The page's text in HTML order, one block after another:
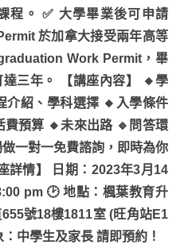
程。 ✅ 大學畢業後可申請
於加拿大接受兩年高等
Work Permit，畢
三年。 【講座內容】 🔸學
介紹、學科選擇 🔸入學條件
費預算 🔸未來出路 🔹問答環
一對一免費諮詢，即時為你
詳情】 日期：2023年3月14
pm 🕑 地點：楓葉教育升
號18樓1811室 (旺角站E1
中學生及家長 請即預約！